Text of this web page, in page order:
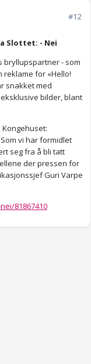
#12
Slottet: - Nei
bryllupspartner - som
reklame for «Hello!
snakket med
bilder, blant
vi har formidlet
seg fra å bli tatt
der pressen for
Guri Varpe
81867410